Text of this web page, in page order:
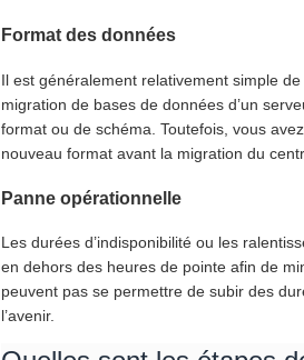
Format des données
Il est généralement relativement simple
migration de bases de données d’un
format ou de schéma. Toutefois, vous
nouveau format avant la migration du
Panne opérationnelle
Les durées d’indisponibilité ou les
en dehors des heures de pointe afin de
peuvent pas se permettre de subir des
l’avenir.